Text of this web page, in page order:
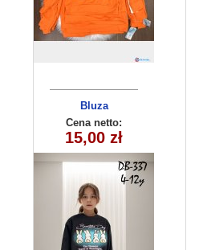
Bluza
dziecięca
290525-DB337
(4-12) 10szt
Cena netto:
15,00 zł
Bluza
dziecięca
290525-DB345
(4-12) 10szt
Cena netto:
17,00 zł